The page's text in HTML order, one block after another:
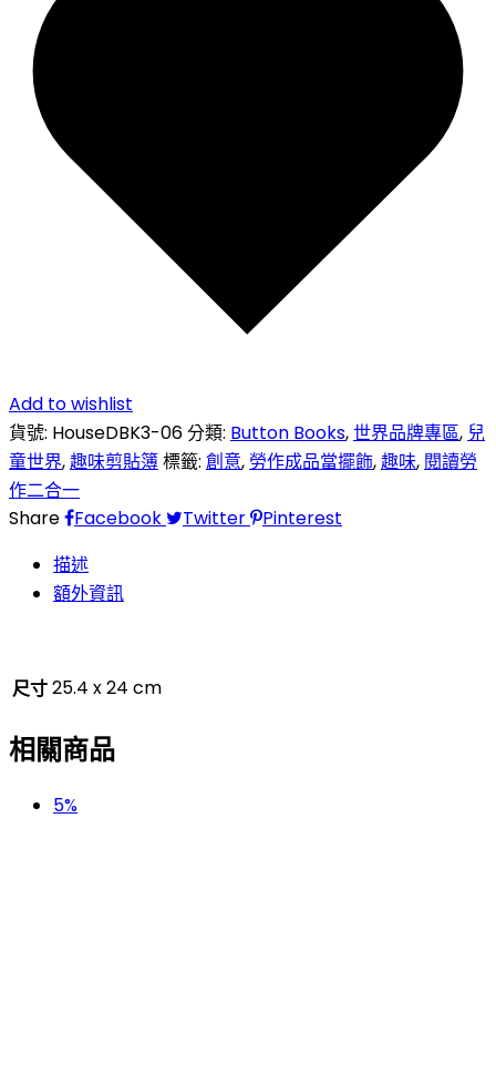
Add to wishlist
貨號: HouseDBK3-06分類: Button Books,世界品牌專區, 兒
童世界,趣味剪貼簿標籤: 創意, 勞作成品當擺飾,趣味, 閱讀勞
作二合一
Share
Facebook Twitter
Pinterest
描述
額外資訊
尺寸25.4 x 24 cm
相關商品
5%